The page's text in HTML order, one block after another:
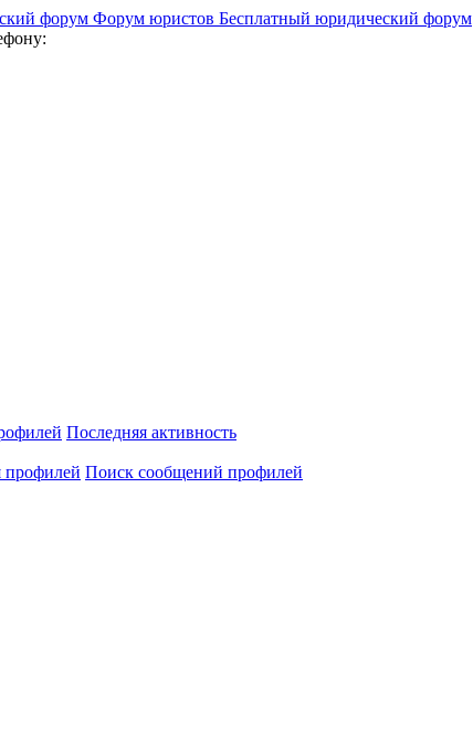
Форум юристов Бесплатный юридический форум
Последняя активность
Поиск сообщений профилей